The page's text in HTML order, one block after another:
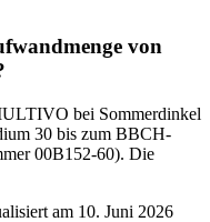
von
bei Sommerdinkel
30 bis zum BBCH-
00B152-60). Die
am 10. Juni 2026